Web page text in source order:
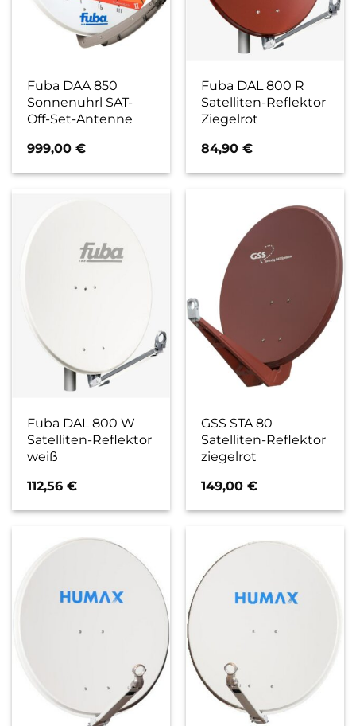
Fuba DAA 850
Sonnenuhrl SAT-
Off-Set-Antenne
999,00€
Fuba DAL 800 R
Satelliten-Reflektor
Ziegelrot
84,90€
Fuba DAL 800 W
Satelliten-Reflektor
weiß
112,56€
GSS STA 80
Satelliten-Reflektor
ziegelrot
149,00€